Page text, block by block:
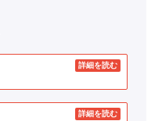
詳細を読む
詳細を読む